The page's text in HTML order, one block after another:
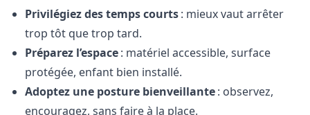
Privilégiez des temps courts: mieux vaut arrêter
trop tôt que trop tard.
Préparez l’espace: matériel accessible, surface
protégée, enfant bien installé.
Adoptez une posture bienveillante: observez,
encouragez, sans faire à la place.